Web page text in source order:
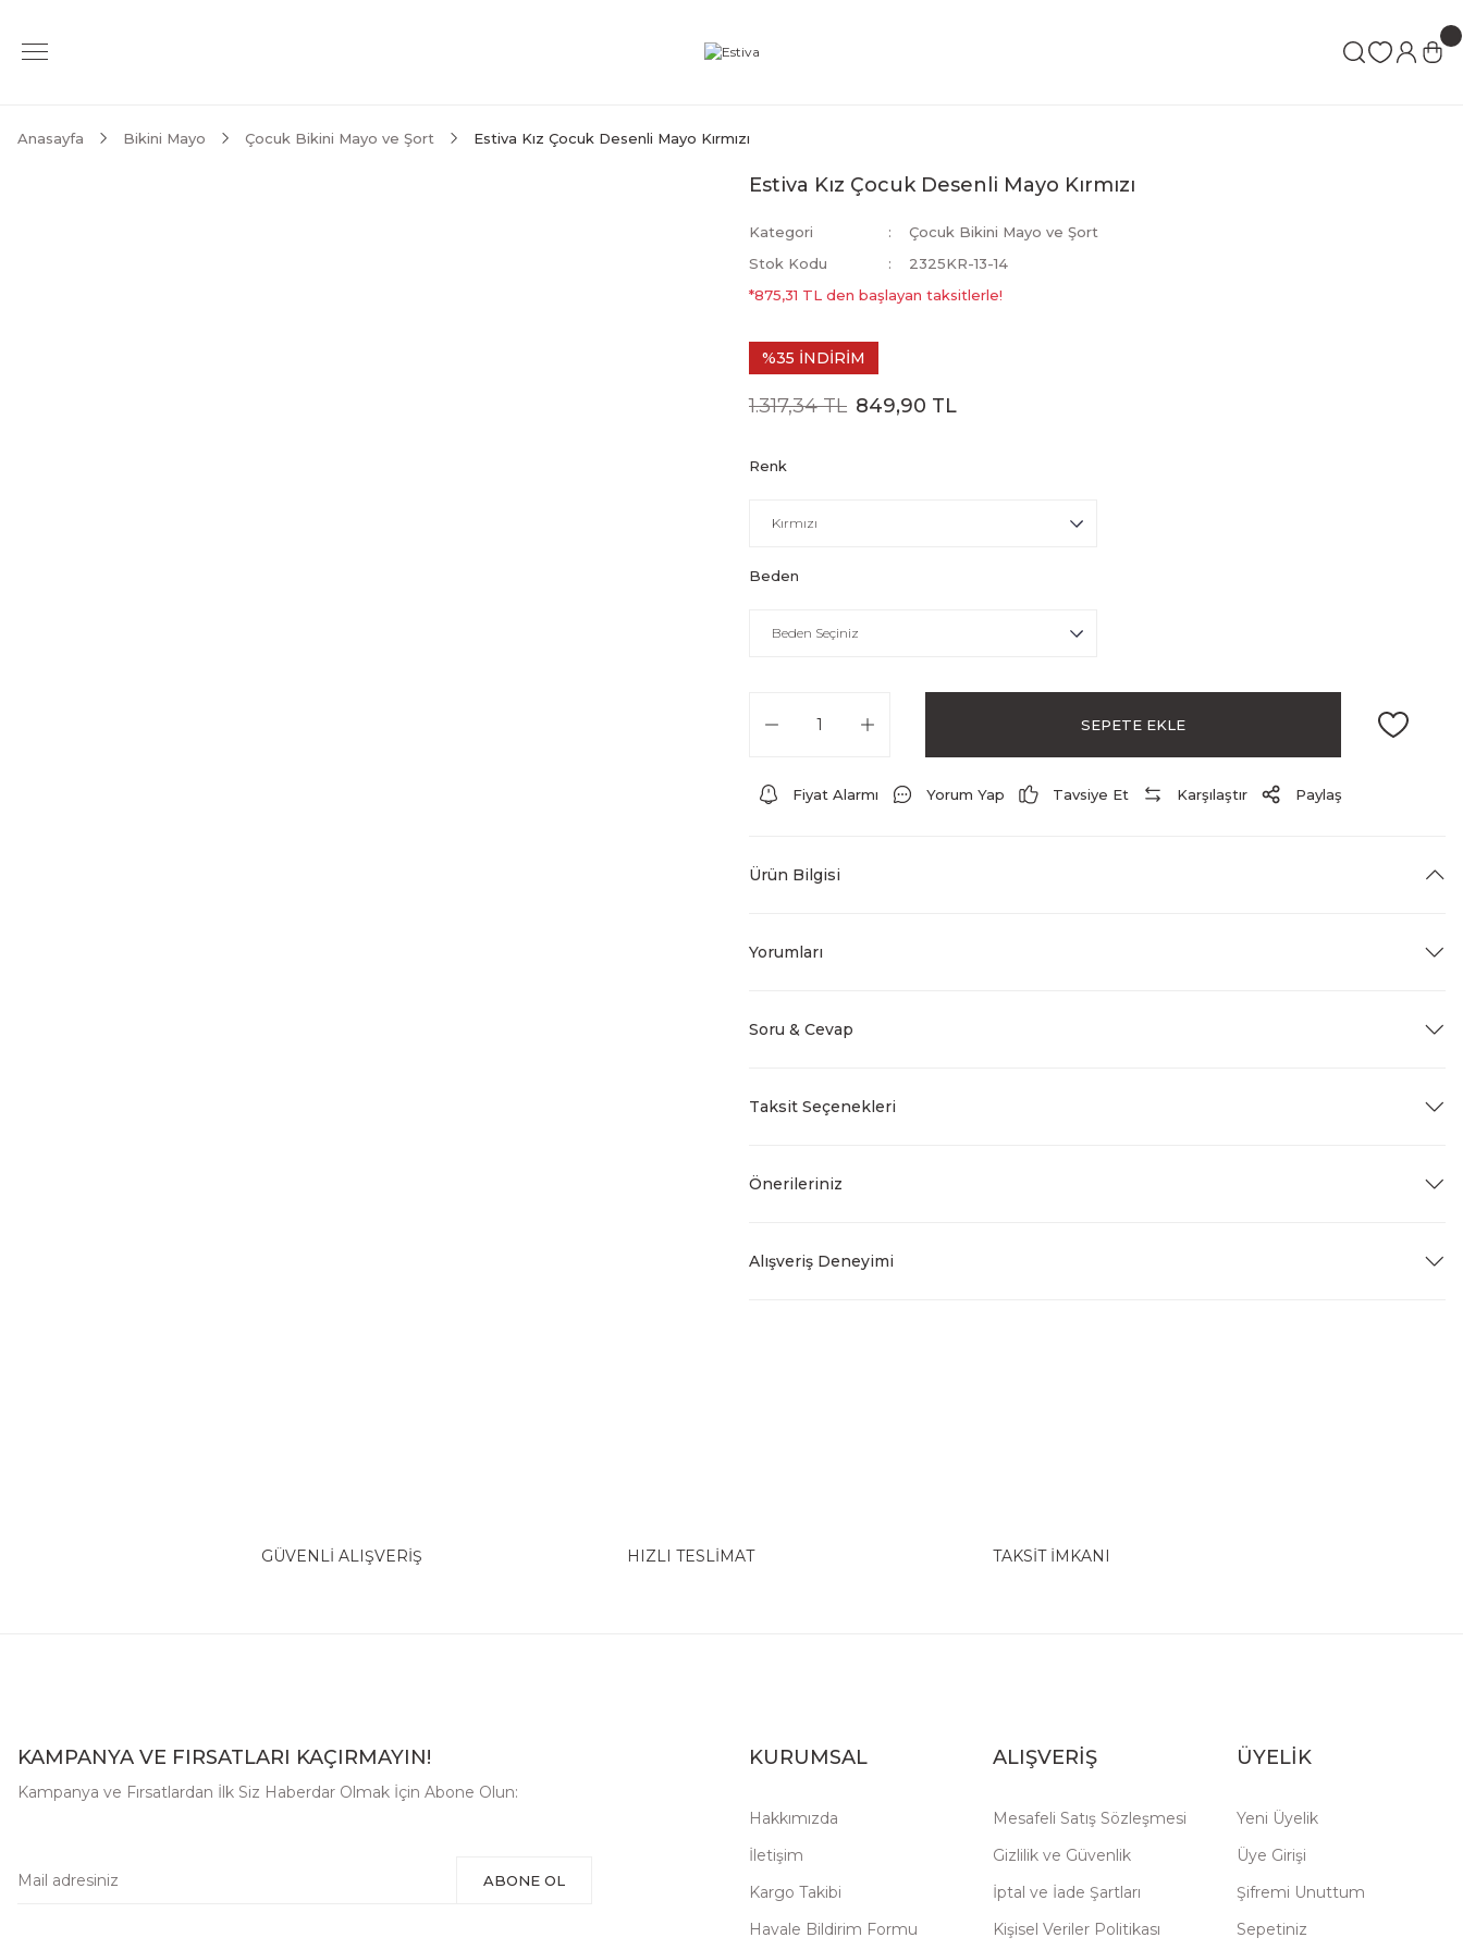
Anasayfa Bikini Mayo Çocuk Bikini Mayo ve Şort Estiva Kız Çocuk Desenli Mayo Kırmızı
Estiva Kız Çocuk Desenli Mayo Kırmızı
Kategori
Çocuk Bikini Mayo ve Şort
Stok Kodu
2325KR-13-14
*875,31 TL den başlayan taksitlerle!
%35 İNDİRİM
1.317,34 TL 849,90 TL
Renk
Beden
SEPETE EKLE
Fiyat Alarmı Yorum Yap Tavsiye Et Karşılaştır Paylaş
Ürün Bilgisi
Yorumları
Soru & Cevap
Taksit Seçenekleri
Önerileriniz
Alışveriş Deneyimi
GÜVENLİ ALIŞVERİŞ HIZLI TESLİMAT TAKSİT İMKANI
KAMPANYA VE FIRSATLARI KAÇIRMAYIN!
Kampanya ve Fırsatlardan İlk Siz Haberdar Olmak İçin Abone Olun:
ABONE OL
KURUMSAL
Hakkımızda
İletişim
Kargo Takibi
Havale Bildirim Formu
ALIŞVERİŞ
Mesafeli Satış Sözleşmesi
Gizlilik ve Güvenlik
İptal ve İade Şartları
Kişisel Veriler Politikası
ÜYELİK
Yeni Üyelik
Üye Girişi
Şifremi Unuttum
Sepetiniz